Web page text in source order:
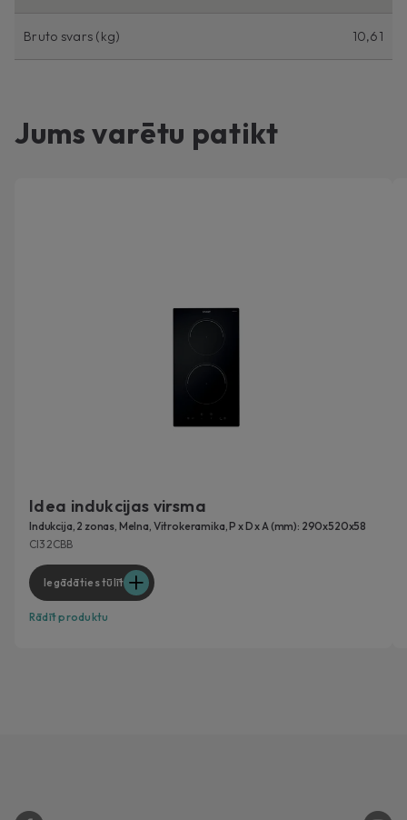
Bruto svars (kg) 10,61
Jums varētu patikt
Idea indukcijas virsma
Indukcija, 2 zonas, Melna, Vitrokeramika, P x D x A (mm): 290x520x58
CI32CBB
Iegādāties tūlīt
Rādīt produktu